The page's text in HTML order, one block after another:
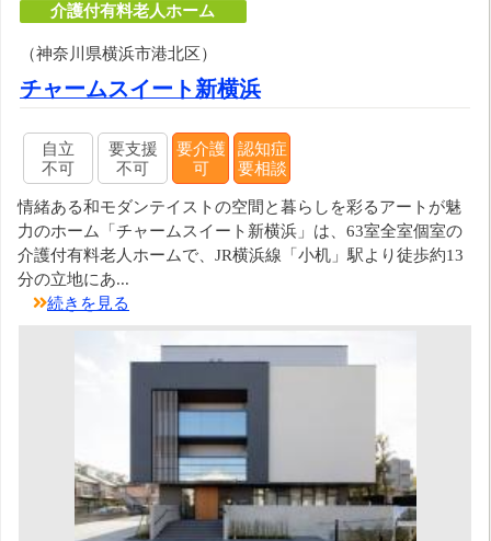
介護付有料老人ホーム
（神奈川県横浜市港北区）
チャームスイート新横浜
自立
不可
要支援
不可
要介護
可
認知症
要相談
情緒ある和モダンテイストの空間と暮らしを彩るアートが魅
力のホーム「チャームスイート新横浜」は、63室全室個室の
介護付有料老人ホームで、JR横浜線「小机」駅より徒歩約13
分の立地にあ...
続きを見る